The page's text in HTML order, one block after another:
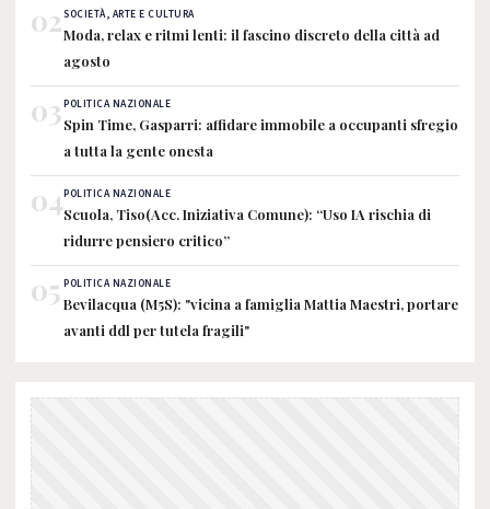
02SOCIETÀ, ARTE E CULTURA
Moda, relax e ritmi lenti: il fascino discreto della città ad
agosto
03POLITICA NAZIONALE
Spin Time, Gasparri: affidare immobile a occupanti sfregio
a tutta la gente onesta
04POLITICA NAZIONALE
Scuola, Tiso(Acc. Iniziativa Comune): “Uso IA rischia di
ridurre pensiero critico”
05 POLITICA NAZIONALE
Bevilacqua (M5S): "vicina a famiglia Mattia Maestri, portare
avanti ddl per tutela fragili"